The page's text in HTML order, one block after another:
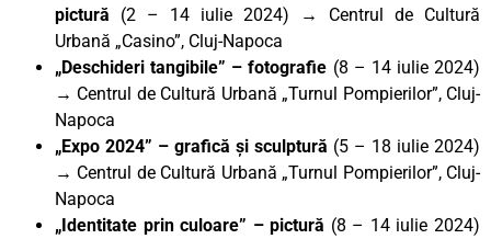
pictură (2 – 14 iulie 2024) → Centrul de Cultură
Urbană „Casino”, Cluj-Napoca
„Deschideri tangibile” – fotografie (8 – 14 iulie 2024)
→ Centrul de Cultură Urbană „Turnul Pompierilor”, Cluj-
Napoca
„Expo 2024” – grafică și sculptură (5 – 18 iulie 2024)
→ Centrul de Cultură Urbană „Turnul Pompierilor”, Cluj-
Napoca
„Identitate prin culoare” – pictură (8 – 14 iulie 2024)